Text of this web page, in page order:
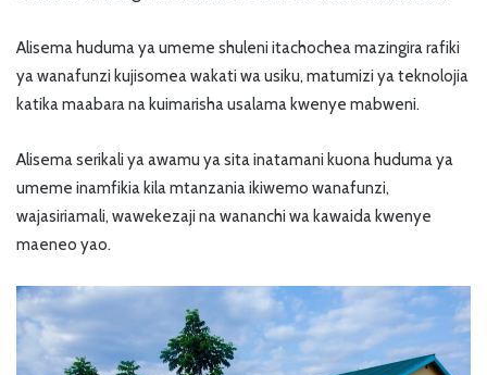
Alisema huduma ya umeme shuleni itachochea mazingira rafiki
ya wanafunzi kujisomea wakati wa usiku, matumizi ya teknolojia
katika maabara na kuimarisha usalama kwenye mabweni.
Alisema serikali ya awamu ya sita inatamani kuona huduma ya
umeme inamfikia kila mtanzania ikiwemo wanafunzi,
wajasiriamali, wawekezaji na wananchi wa kawaida kwenye
maeneo yao.